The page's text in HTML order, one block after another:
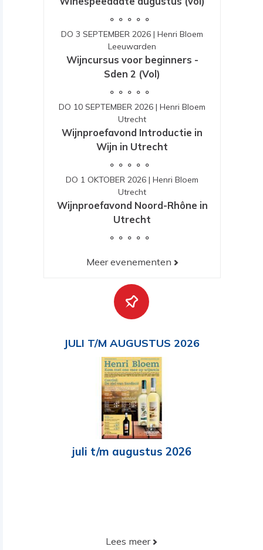
DO 3 SEPTEMBER 2026 | Henri Bloem
Leeuwarden
Wijncursus voor beginners -
Sden 2 (Vol)
DO 10 SEPTEMBER 2026 | Henri Bloem
Utrecht
Wijnproefavond Introductie in
Wijn in Utrecht
DO 1 OKTOBER 2026 | Henri Bloem
Utrecht
Wijnproefavond Noord-Rhône in
Utrecht
Meer evenementen
JULI T/M AUGUSTUS 2026
juli t/m augustus 2026
Lees meer